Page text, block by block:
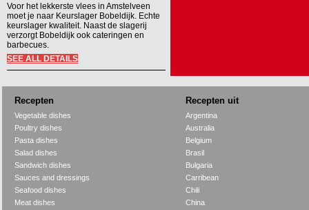
Voor het lekkerste vlees in Amstelveen
moet je naar Keurslager Bobeldijk. Echte
keurslager kwaliteit. Naast de slagerij
verzorgt Bobeldijk ook cateringen en
barbecues.
SEE ALL DETAILS
Recepten Recepten uit
Vegetable dishes
Poultry dishes
Pasta dishes
Salad dishes
Sandwich dishes
Sauces and dressings
Seafood dishes
Meat dishes
Argentina
Australia
Belgium
Brasil
Bulgaria
Carribean
Chili
China